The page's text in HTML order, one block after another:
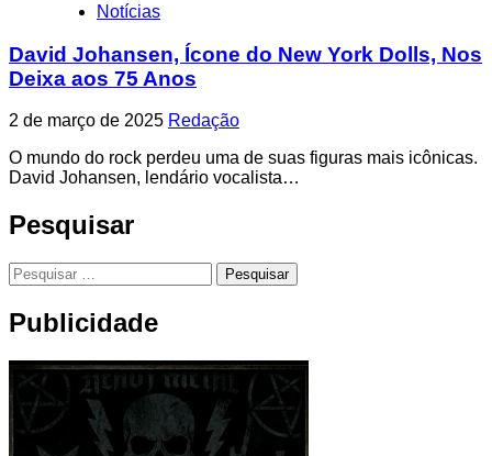
Notícias
David Johansen, Ícone do New York Dolls, Nos
Deixa aos 75 Anos
2 de março de 2025 Redação
O mundo do rock perdeu uma de suas figuras mais icônicas.
David Johansen, lendário vocalista…
Pesquisar
Pesquisar
por:
Publicidade